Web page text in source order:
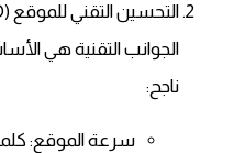
التحسين التقني للموقع (Technical SEO)
الجوانب التقنية هي
ناجح:
سرعة الموقع: